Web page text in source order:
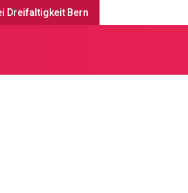
Dreifaltigkeit Bern